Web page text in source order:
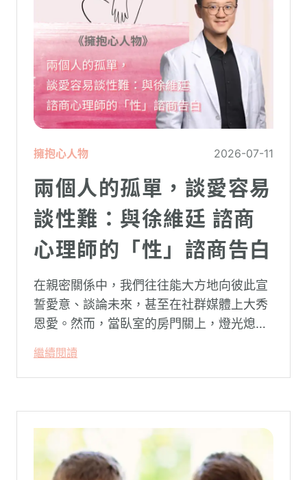
擁抱心人物 2026-07-11
兩個人的孤單，談愛容易
談性難：與徐維廷 諮商
心理師的「性」諮商告白
在親密關係中，我們往往能大方地向彼此宣
誓愛意、談論未來，甚至在社群媒體上大秀
恩愛。然而，當臥室的房門關上，燈光熄
而成了最難開口的禁忌。
繼續閱讀